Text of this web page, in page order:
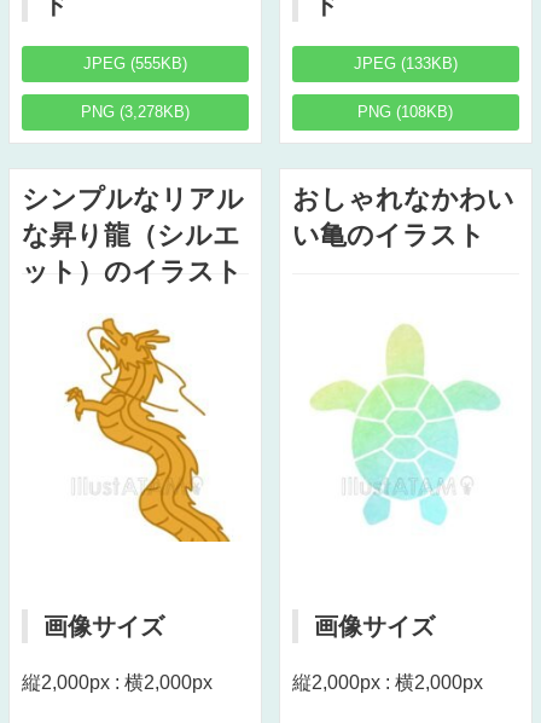
ド
JPEG (555KB)
PNG (3,278KB)
ド
JPEG (133KB)
PNG (108KB)
シンプルなリアル
な昇り龍（シルエ
ット）のイラスト
画像サイズ
縦2,000px : 横2,000px
おしゃれなかわい
い亀のイラスト
画像サイズ
縦2,000px : 横2,000px